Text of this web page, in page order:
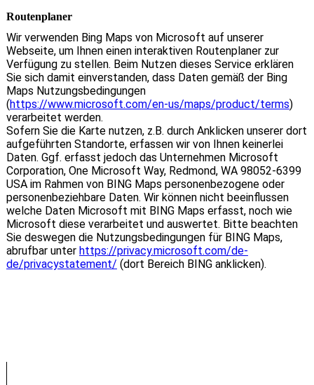
Routenplaner
Wir verwenden Bing Maps von Microsoft auf unserer
Webseite, um Ihnen einen interaktiven Routenplaner zur
Verfügung zu stellen. Beim Nutzen dieses Service erklären
Sie sich damit einverstanden, dass Daten gemäß der Bing
Maps Nutzungsbedingungen
(https://www.microsoft.com/en-us/maps/product/terms)
verarbeitet werden.
Sofern Sie die Karte nutzen, z.B. durch Anklicken unserer dort
aufgeführten Standorte, erfassen wir von Ihnen keinerlei
Daten. Ggf. erfasst jedoch das Unternehmen Microsoft
Corporation, One Microsoft Way, Redmond, WA 98052-6399
USA im Rahmen von BING Maps personenbezogene oder
personenbeziehbare Daten. Wir können nicht beeinflussen
welche Daten Microsoft mit BING Maps erfasst, noch wie
Microsoft diese verarbeitet und auswertet. Bitte beachten
Sie deswegen die Nutzungsbedingungen für BING Maps,
abrufbar unter https://privacy.microsoft.com/de-
de/privacystatement/ (dort Bereich BING anklicken).